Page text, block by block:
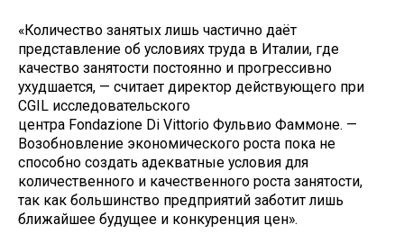
«Количество занятых лишь частично даёт
представление об условиях труда в Италии, где
качество занятости постоянно и прогрессивно
ухудшается, — считает директор действующего при
CGIL исследовательского
центра Fondazione Di Vittorio Фульвио Фаммоне. —
Возобновление экономического роста пока не
способно создать адекватные условия для
количественного и качественного роста занятости,
так как большинство предприятий заботит лишь
ближайшее будущее и конкуренция цен».